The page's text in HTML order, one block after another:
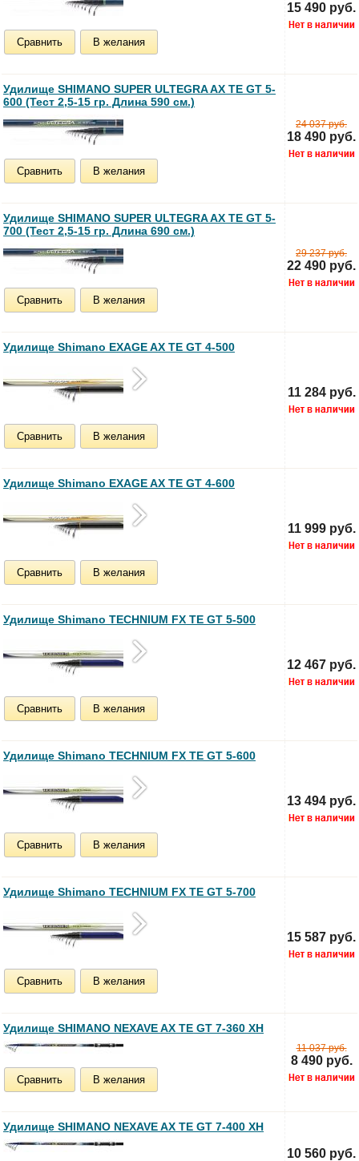
Сравнить В желания
15 490 руб.
Удилище SHIMANO SUPER ULTEGRA AX TE GT 5-
600 (Тест 2,5-15 гр. Длина 590 см.)
Сравнить В желания
24 037 руб.
18 490 руб.
Удилище SHIMANO SUPER ULTEGRA AX TE GT 5-
700 (Тест 2,5-15 гр. Длина 690 см.)
Сравнить В желания
29 237 руб.
22 490 руб.
Удилище Shimano EXAGE AX TE GT 4-500
Сравнить В желания
11 284 руб.
Удилище Shimano EXAGE AX TE GT 4-600
Сравнить В желания
11 999 руб.
Удилище Shimano TECHNIUM FX TE GT 5-500
Сравнить В желания
12 467 руб.
Удилище Shimano TECHNIUM FX TE GT 5-600
Сравнить В желания
13 494 руб.
Удилище Shimano TECHNIUM FX TE GT 5-700
Сравнить В желания
15 587 руб.
Удилище SHIMANO NEXAVE AX TE GT 7-360 XH
Сравнить В желания
11 037 руб.
8 490 руб.
Удилище SHIMANO NEXAVE AX TE GT 7-400 XH
10 560 руб.